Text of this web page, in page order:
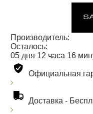
Производитель:
Осталось:
05 дня 12 часа 16
Официальная
Доставка -